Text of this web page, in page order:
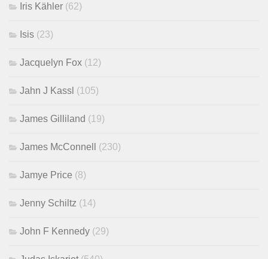
Iris Kähler (62)
Isis (23)
Jacquelyn Fox (12)
Jahn J Kassl (105)
James Gilliland (19)
James McConnell (230)
Jamye Price (8)
Jenny Schiltz (14)
John F Kennedy (29)